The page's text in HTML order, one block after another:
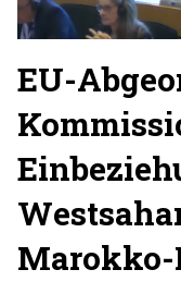
EU-